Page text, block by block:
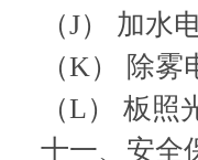
（J） 加水
（K） 除
（L） 板
十一、安全